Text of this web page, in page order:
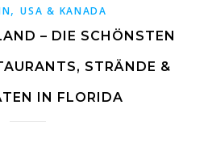
,USA & KANADA
– DIE SCHÖNSTEN
STRÄNDE &
IN FLORIDA